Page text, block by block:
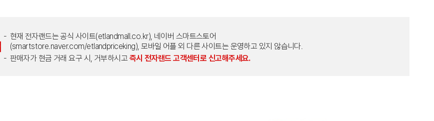
현재 전자랜드는 공식 사이트(etlandmall.co.kr), 네이버 스마트스토어
(smartstore.naver.com/etlandpriceking), 모바일 어플 외 다른 사이트는 운영하고 있지 않습니다.
판매자가 현금 거래 요구 시, 거부하시고 즉시 전자랜드 고객센터로 신고해주세요.